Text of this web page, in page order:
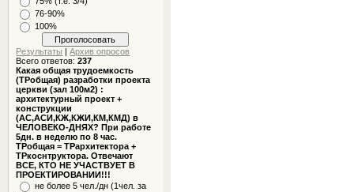
76-90%
100%
Результаты |Архив опросов
Всего ответов:237
Какая общая трудоемкость
(ТРобщая) разработки проекта
церкви (зал 100м2) :
архитектурный проект +
конструкции
(АС,АСИ,КЖ,КЖИ,КМ,КМД) в
ЧЕЛОВЕКО-ДНЯХ? При работе
5дн. в неделю по 8 час.
ТРобщая = ТРархитектора +
ТРкоснтруктора. Отвечают
ВСЕ, КТО НЕ УЧАСТВУЕТ В
ПРОЕКТИРОВАНИИ!!!
не более 5 чел./дн (1чел. за